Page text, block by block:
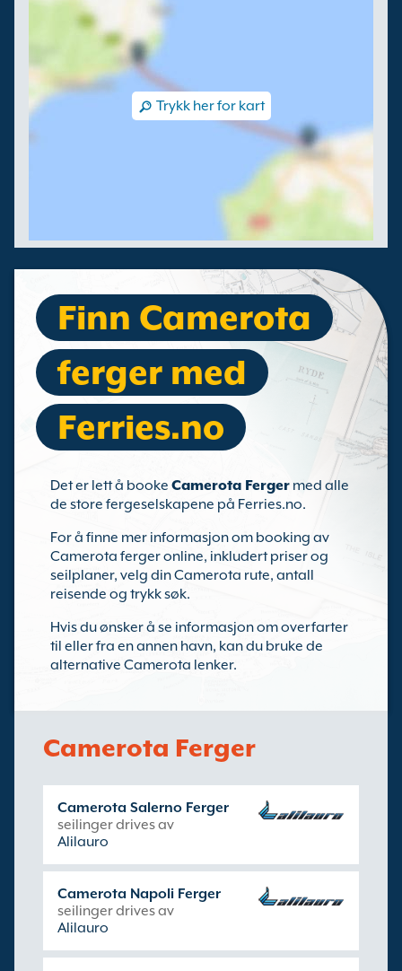
Trykk her for kart
Finn Camerota
ferger med
Ferries.no
Det er lett å booke Camerota Ferger med alle
de store fergeselskapene på Ferries.no.
For å finne mer informasjon om booking av
Camerota ferger online, inkludert priser og
seilplaner, velg din Camerota rute, antall
reisende og trykk søk.
Hvis du ønsker å se informasjon om overfarter
til eller fra en annen havn, kan du bruke de
alternative Camerota lenker.
Camerota Ferger
Camerota Salerno Ferger
seilinger drives av
Alilauro
Camerota Napoli Ferger
seilinger drives av
Alilauro